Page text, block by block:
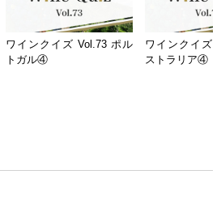
ワインクイズ Vol.73 ポル
トガル④
ワインクイズ
ストラリア④